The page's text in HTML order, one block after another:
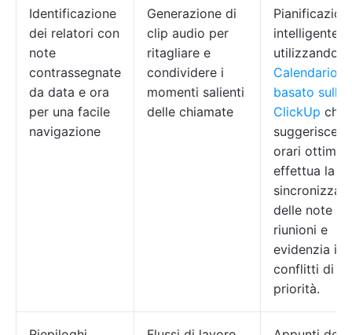
Identificazione
dei relatori con
note
contrassegnate
da data e ora
per una facile
navigazione
Generazione di
clip audio per
ritagliare e
condividere i
momenti salienti
delle chiamate
intelligente
utilizzando
Calendario
basato
ClickUp che
suggerisce
orari ottimali,
effettua la
delle note
riunioni e
evidenzia i
conflitti di
priorità.